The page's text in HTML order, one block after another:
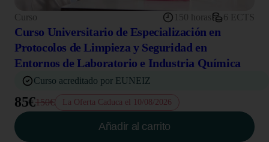
Curso 150 horas 6 ECTS
Curso Universitario de Especialización en
Protocolos de Limpieza y Seguridad en
Entornos de Laboratorio e Industria Química
Curso acreditado por EUNEIZ
85€150€ La Oferta Caduca el 10/08/2026
Añadir al carrito